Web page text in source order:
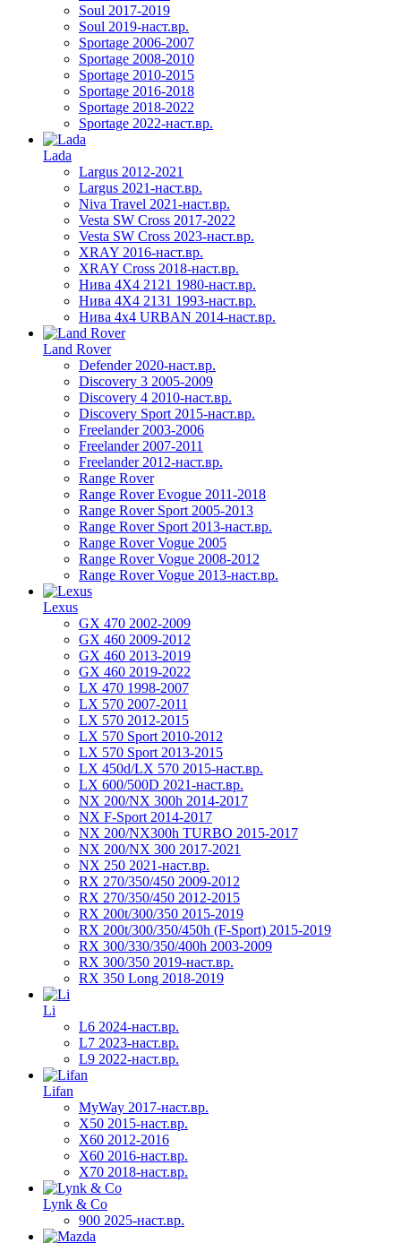
Soul 2017-2019
Soul 2019-наст.вр.
Sportage 2006-2007
Sportage 2008-2010
Sportage 2010-2015
Sportage 2016-2018
Sportage 2018-2022
Sportage 2022-наст.вр.
Lada
Largus 2012-2021
Largus 2021-наст.вр.
Niva Travel 2021-наст.вр.
Vesta SW Cross 2017-2022
Vesta SW Cross 2023-наст.вр.
XRAY 2016-наст.вр.
XRAY Cross 2018-наст.вр.
Нива 4X4 2121 1980-наст.вр.
Нива 4X4 2131 1993-наст.вр.
Нива 4х4 URBAN 2014-наст.вр.
Land Rover
Defender 2020-наст.вр.
Discovery 3 2005-2009
Discovery 4 2010-наст.вр.
Discovery Sport 2015-наст.вр.
Freelander 2003-2006
Freelander 2007-2011
Freelander 2012-наст.вр.
Range Rover
Range Rover Evogue 2011-2018
Range Rover Sport 2005-2013
Range Rover Sport 2013-наст.вр.
Range Rover Vogue 2005
Range Rover Vogue 2008-2012
Range Rover Vogue 2013-наст.вр.
Lexus
GX 470 2002-2009
GX 460 2009-2012
GX 460 2013-2019
GX 460 2019-2022
LX 470 1998-2007
LX 570 2007-2011
LX 570 2012-2015
LX 570 Sport 2010-2012
LX 570 Sport 2013-2015
LX 450d/LX 570 2015-наст.вр.
LX 600/500D 2021-наст.вр.
NX 200/NX 300h 2014-2017
NX F-Sport 2014-2017
NX 200/NX300h TURBO 2015-2017
NX 200/NX 300 2017-2021
NX 250 2021-наст.вр.
RX 270/350/450 2009-2012
RX 270/350/450 2012-2015
RX 200t/300/350 2015-2019
RX 200t/300/350/450h (F-Sport) 2015-2019
RX 300/330/350/400h 2003-2009
RX 300/350 2019-наст.вр.
RX 350 Long 2018-2019
Li
L6 2024-наст.вр.
L7 2023-наст.вр.
L9 2022-наст.вр.
Lifan
MyWay 2017-наст.вр.
X50 2015-наст.вр.
X60 2012-2016
X60 2016-наст.вр.
X70 2018-наст.вр.
Lynk & Co
900 2025-наст.вр.